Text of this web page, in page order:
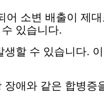
소변 배출이 제
있습니다.
할 수 있습니다.
애와 같은 합병증